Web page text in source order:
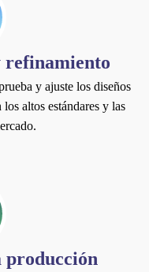
refinamiento
y ajuste los diseños
altos estándares y las
producción